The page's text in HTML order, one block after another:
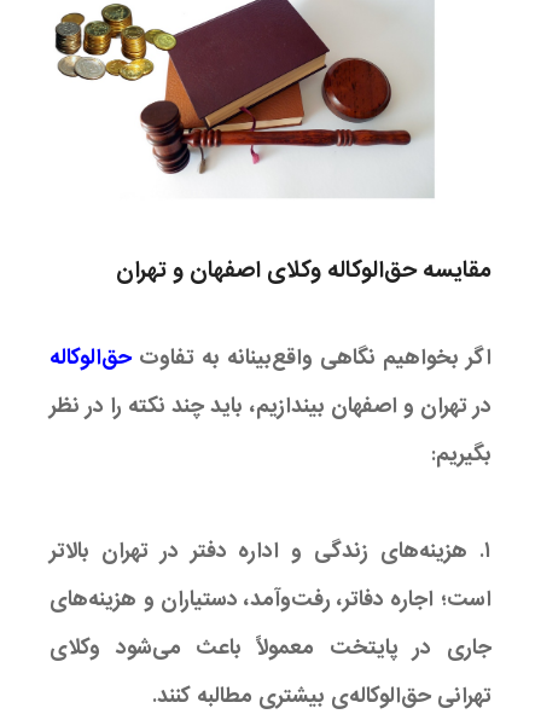
مقایسه حق‌الوکاله وکلای اصفهان و تهران
اگر بخواهیم نگاهی واقع‌بینانه به تفاوتحق‌الوکاله
در تهران و اصفهان بیندازیم، باید چند نکته را در نظر
بگیریم:
۱. هزینه‌های زندگی و اداره دفتر در تهران بالاتر
است؛ اجاره دفاتر، رفت‌وآمد، دستیاران و هزینه‌های
جاری در پایتخت معمولاً باعث می‌شود وکلای
تهرانی حق‌الوکاله‌ی بیشتری مطالبه کنند.